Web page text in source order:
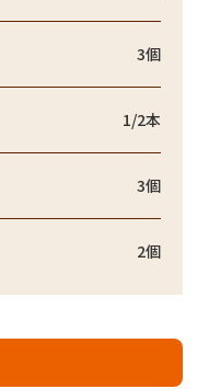
3個
1/2本
3個
2個